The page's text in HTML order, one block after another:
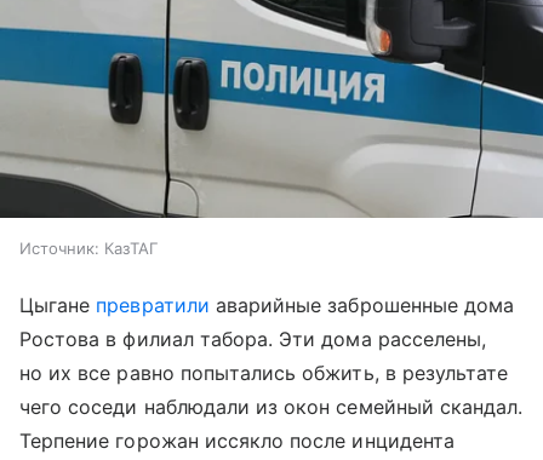
Источник: КазТАГ
Цыгане превратили аварийные заброшенные дома
Ростова в филиал табора. Эти дома расселены,
но их все равно попытались обжить, в результате
чего соседи наблюдали из окон семейный скандал.
Терпение горожан иссякло после инцидента